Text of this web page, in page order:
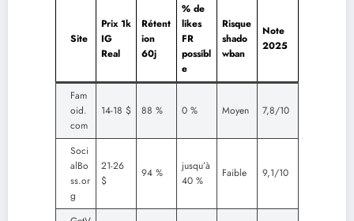
Site
Prix 1k
IG
Real
Rétent
ion
60j
% de
likes
FR
possibl
e
Risque
shado
wban
Note
2025
Fam
oid.
com
14-18 $ 88 % 0 % Moyen 7,8/10
Soci
alBo
ss.or
g
21-26
$
94 %
jusqu’à
40 %
Faible 9,1/10